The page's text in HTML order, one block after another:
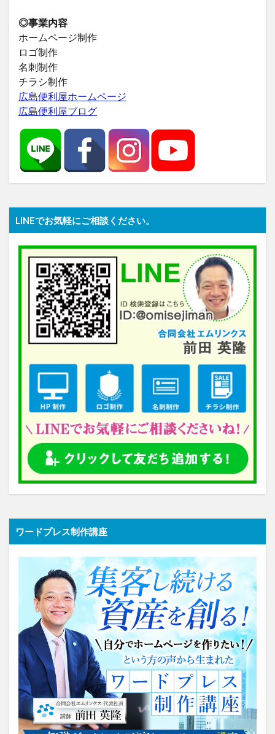
◎事業内容
ホームページ制作
ロゴ制作
名刺制作
チラシ制作
広島便利屋ホームページ
広島便利屋ブログ
LINEでお気軽にご相談ください。
ワードプレス制作講座